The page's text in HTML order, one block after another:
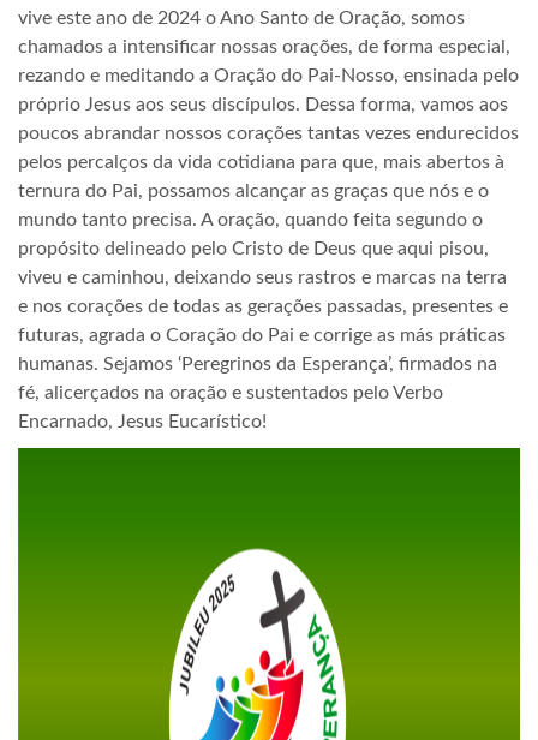
vive este ano de 2024 o Ano Santo de Oração, somos
chamados a intensificar nossas orações, de forma especial,
rezando e meditando a Oração do Pai-Nosso, ensinada pelo
próprio Jesus aos seus discípulos. Dessa forma, vamos aos
poucos abrandar nossos corações tantas vezes endurecidos
pelos percalços da vida cotidiana para que, mais abertos à
ternura do Pai, possamos alcançar as graças que nós e o
mundo tanto precisa. A oração, quando feita segundo o
propósito delineado pelo Cristo de Deus que aqui pisou,
viveu e caminhou, deixando seus rastros e marcas na terra
e nos corações de todas as gerações passadas, presentes e
futuras, agrada o Coração do Pai e corrige as más práticas
humanas. Sejamos ‘Peregrinos da Esperança’, firmados na
fé, alicerçados na oração e sustentados pelo Verbo
Encarnado, Jesus Eucarístico!